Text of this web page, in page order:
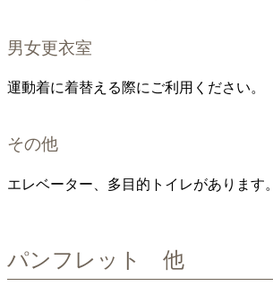
男女更衣室
運動着に着替える際にご利用ください。
その他
エレベーター、多目的トイレがあります。
パンフレット 他